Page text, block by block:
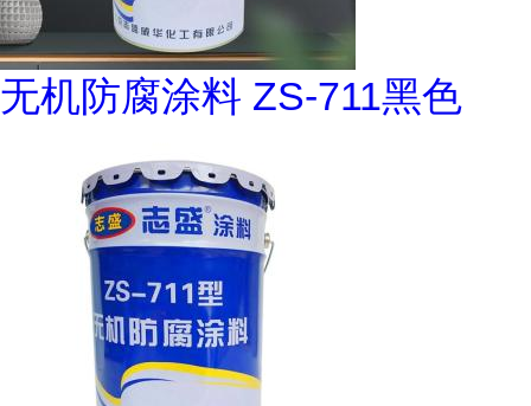
无机防腐涂料 ZS-711黑色